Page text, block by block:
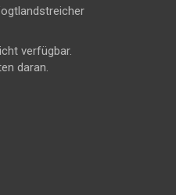
verfügbar.
daran.